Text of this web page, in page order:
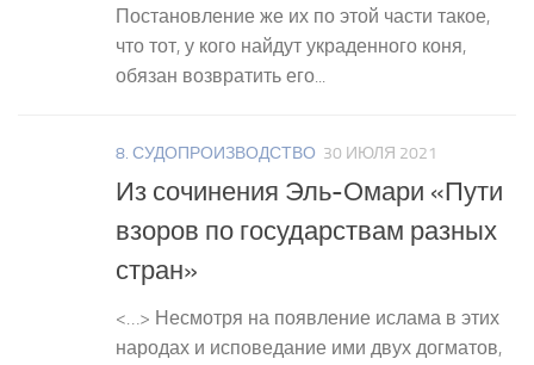
Постановление же их по этой части такое,
что тот, у кого найдут украденного коня,
обязан возвратить его...
8. СУДОПРОИЗВОДСТВО 30 ИЮЛЯ 2021
Из сочинения Эль-Омари «Пути
взоров по государствам разных
стран»
<…> Несмотря на появление ислама в этих
народах и исповедание ими двух догматов,